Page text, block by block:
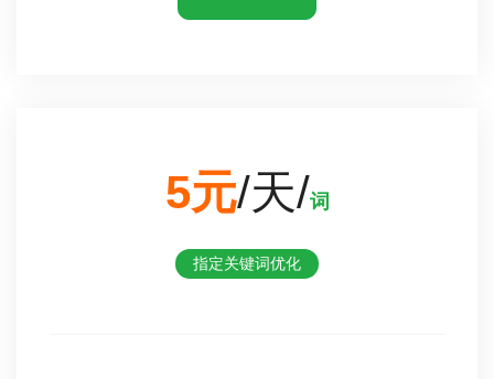
5元/天/词
指定关键词优化